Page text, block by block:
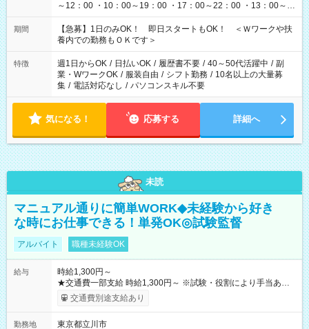
～12：00 ・10：00～19：00 ・17：00～22：00 ・13：00～
22：00 ・22：00～翌6：00 など
期間
【急募】1日のみOK！ 即日スタートもOK！ ＜Ｗワークや扶
養内での勤務もＯＫです＞
特徴 週1日からOK / 日払いOK / 履歴書不要 / 40～50代活躍中 / 副
業・WワークOK / 服装自由 / シフト勤務 / 10名以上の大量募
集 / 電話対応なし / パソコンスキル不要
気になる！ 応募する 詳細へ
未読
マニュアル通りに簡単WORK◆未経験から好き
な時にお仕事できる！単発OK◎試験監督
アルバイト 職種未経験OK
給与
時給1,300円～
★交通費一部支給 時給1,300円～ ※試験・役割により手当あり
※勤務回数により昇給あり 【即給（前払い）オプションあ
り！】 希望される場合、勤務から1週間ほどで給与の一部を受け
例】 ・河合塾模擬試験 8:30～17:30（休憩1時間） 時給1,300円
交通費別途支給あり
勤務地 東京都立川市